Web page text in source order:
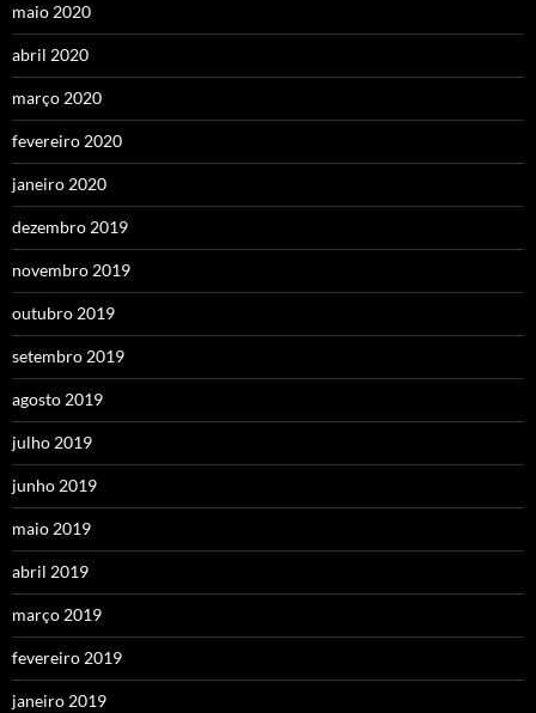
maio 2020
abril 2020
março 2020
fevereiro 2020
janeiro 2020
dezembro 2019
novembro 2019
outubro 2019
setembro 2019
agosto 2019
julho 2019
junho 2019
maio 2019
abril 2019
março 2019
fevereiro 2019
janeiro 2019